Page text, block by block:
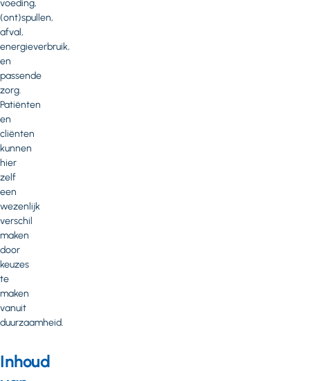
voeding,
(ont)spullen,
afval,
energieverbruik,
en
passende
zorg.
Patiënten
en
cliënten
kunnen
hier
zelf
een
wezenlijk
verschil
maken
door
keuzes
te
maken
vanuit
duurzaamheid.
Inhoud